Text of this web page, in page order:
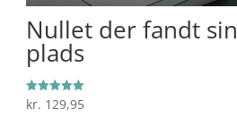
Nullet der fandt sin
plads
Vurderet
5.00
kr. 129,95